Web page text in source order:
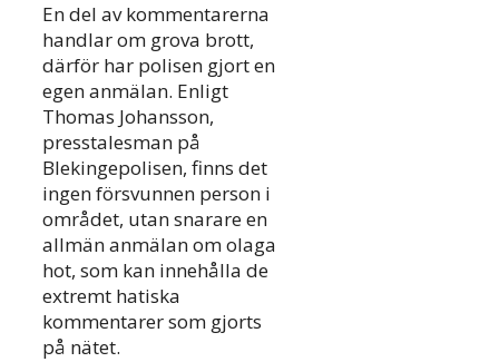
En del av kommentarerna
handlar om grova brott,
därför har polisen gjort en
egen anmälan. Enligt
Thomas Johansson,
presstalesman på
Blekingepolisen, finns det
ingen försvunnen person i
området, utan snarare en
allmän anmälan om olaga
hot, som kan innehålla de
extremt hatiska
kommentarer som gjorts
på nätet.